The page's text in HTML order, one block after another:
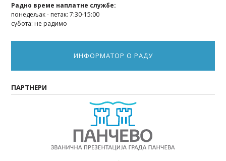
Радно време наплатне службе:
понедељак - петак: 7:30-15:00
субота: не радимо
ИНФОРМАТОР О РАДУ
ПАРТНЕРИ